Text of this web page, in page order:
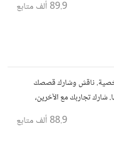
89.9 ألف متابع
ناقش وشارك قصصك
شارك تجاربك مع الآخرين،
88.9 ألف متابع